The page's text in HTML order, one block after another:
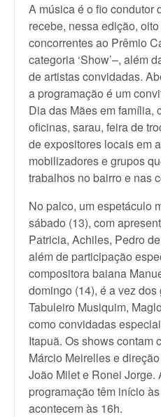
A música é o fio condutor
recebe, nessa edição,
concorrentes ao Prêmio
categoria ‘Show’–, além
de artistas convidadas.
a programação é um
Dia das Mães em família,
oficinas, sarau, feira de
de expositores locais em
mobilizadores e grupos
trabalhos no bairro e nas
No palco, um espetáculo
sábado (13), com
Patricia, Achiles, Pedro
além de participação
compositora baiana
domingo (14), é a vez
Tabuleiro Musiquim,
como convidadas
Itapuã. Os shows contam
Márcio Meirelles e
João Milet e Ronei Jorge.
programação têm início
acontecem às 16h.